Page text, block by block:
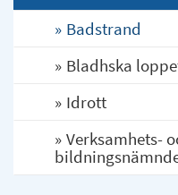
Badstrand
Bladhska
Idrott
Verksamhets-